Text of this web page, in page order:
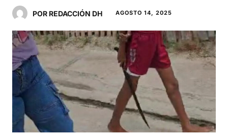
POR REDACCIÓN DH AGOSTO 14, 2025